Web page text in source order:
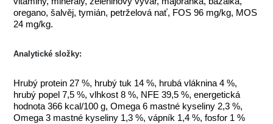
oregano, šalvěj, tymián, petrželová nať, FOS 96 mg/kg, MOS
24 mg/kg.
Analytické složky:
Hrubý protein 27 %, hrubý tuk 14 %, hrubá vláknina 4 %,
hrubý popel 7,5 %, vlhkost 8 %, NFE 39,5 %, energetická
hodnota 366 kcal/100 g, Omega 6 mastné kyseliny 2,3 %,
Omega 3 mastné kyseliny 1,3 %, vápník 1,4 %, fosfor 1 %